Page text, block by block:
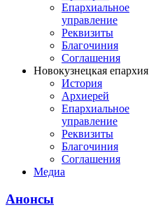
Епархиальное
управление
Реквизиты
Благочиния
Соглашения
Новокузнецкая епархия
История
Архиерей
Епархиальное
управление
Реквизиты
Благочиния
Соглашения
Медиа
Анонсы